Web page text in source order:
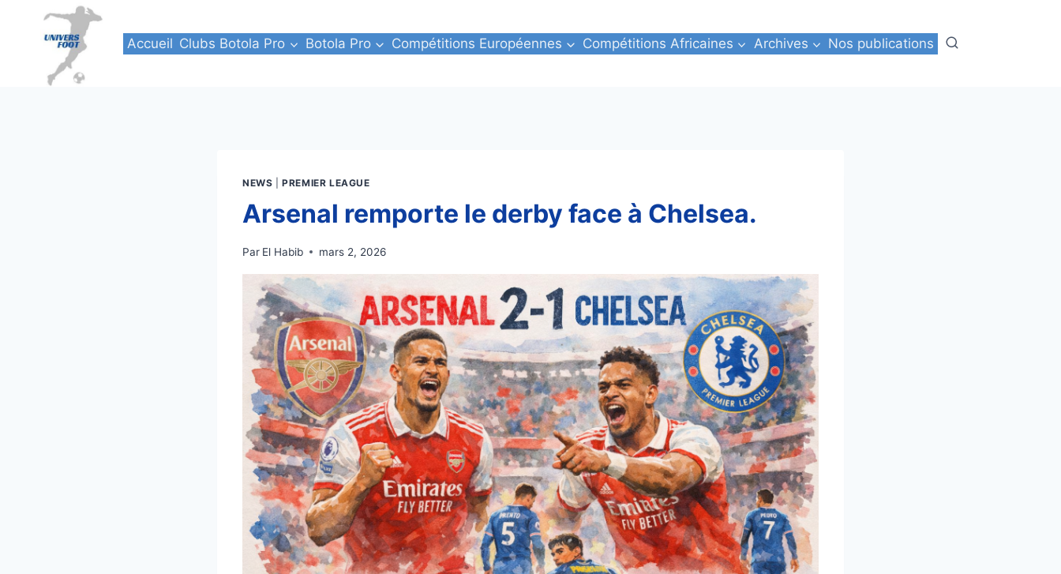
Accueil Clubs Botola Pro Botola Pro Compétitions Européennes Compétitions Africaines Archives Nos publications
NEWS |PREMIER LEAGUE
Arsenal remporte le derby face à Chelsea.
Par El Habib mars 2, 2026